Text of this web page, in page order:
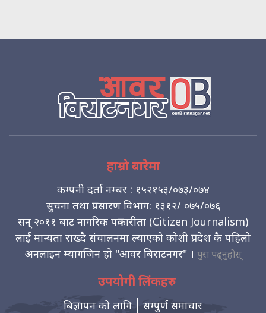
हाम्रो बारेमा
कम्पनी दर्ता नम्बर : १५२१५३/०७३/०७४
सुचना तथा प्रसारण विभाग: १३१२/ ०७५/०७६
सन् २०११ बाट नागरिक पत्रकारीता (Citizen Journalism)
लाई मान्यता राख्दै संचालनमा ल्याएको कोशी प्रदेश कै पहिलो
अनलाइन म्यागजिन हो "आवर बिराटनगर" । पुरा पढ्नुहोस्
उपयोगी लिंकहरु
बिज्ञापन को लागि सम्पुर्ण समाचार